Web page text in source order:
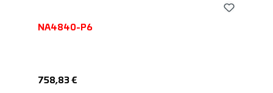
NA4840-P6
Regulärer Preis:
758,83 €